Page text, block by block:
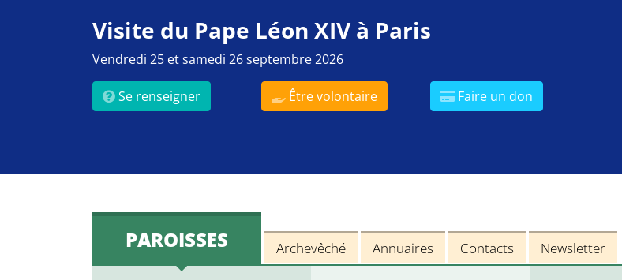
Visite du Pape Léon XIV à Paris
Vendredi 25 et samedi 26 septembre 2026
Se renseigner Être volontaire Faire un don
PAROISSES Archevêché Annuaires Contacts Newsletter